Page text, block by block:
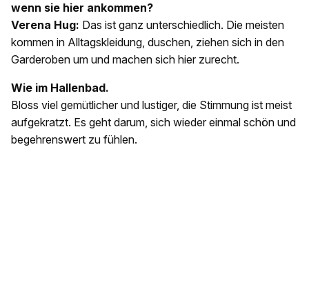
wenn sie hier ankommen?
Verena Hug: Das ist ganz unterschiedlich. Die meisten
kommen in Alltagskleidung, duschen, ziehen sich in den
Garderoben um und machen sich hier zurecht.
Wie im Hallenbad.
Bloss viel gemütlicher und lustiger, die Stimmung ist meist
aufgekratzt. Es geht darum, sich wieder einmal schön und
begehrenswert zu fühlen.